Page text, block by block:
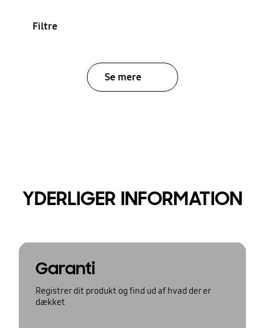
Filtre
Se mere
YDERLIGER INFORMATION
Garanti
Registrer dit produkt og find ud af hvad der er
dækket